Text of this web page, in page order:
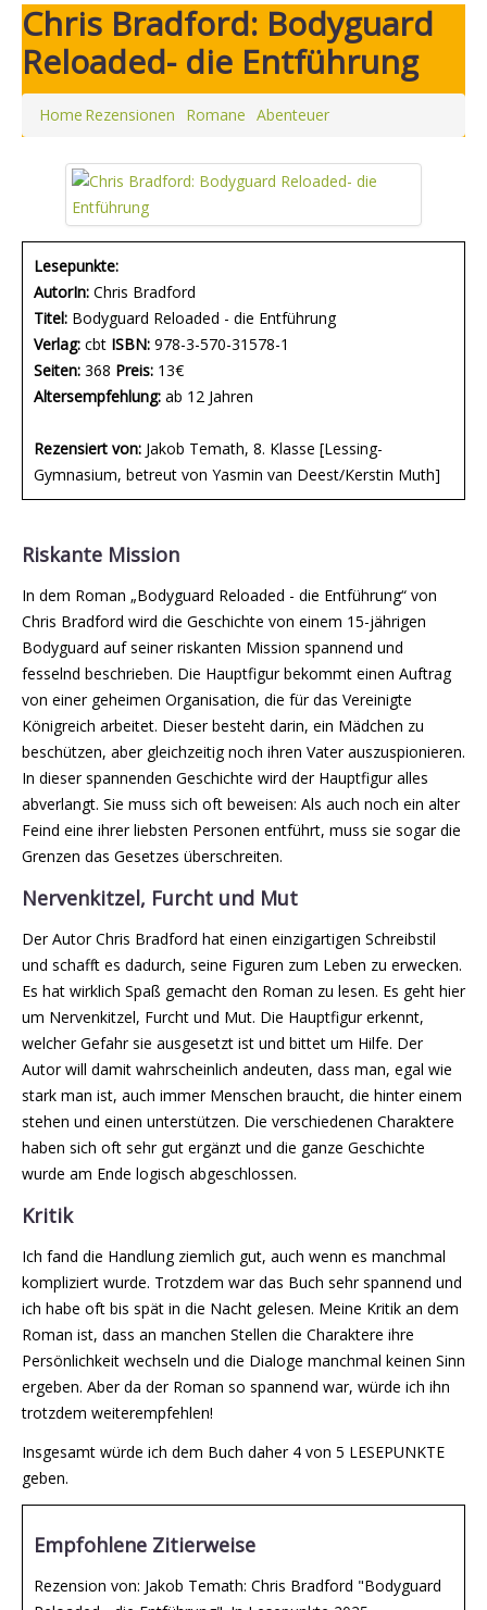
Chris Bradford: Bodyguard
Reloaded- die Entführung
Home Rezensionen Romane Abenteuer
Lesepunkte:
AutorIn: Chris Bradford
Titel: Bodyguard Reloaded - die Entführung
Verlag: cbt ISBN: 978-3-570-31578-1
Seiten: 368 Preis: 13€
Altersempfehlung: ab 12 Jahren
Rezensiert von: Jakob Temath, 8. Klasse [Lessing-
Gymnasium, betreut von Yasmin van Deest/Kerstin Muth]
Riskante Mission
In dem Roman „Bodyguard Reloaded - die Entführung“ von
Chris Bradford wird die Geschichte von einem 15-jährigen
Bodyguard auf seiner riskanten Mission spannend und
fesselnd beschrieben. Die Hauptfigur bekommt einen Auftrag
von einer geheimen Organisation, die für das Vereinigte
Königreich arbeitet. Dieser besteht darin, ein Mädchen zu
beschützen, aber gleichzeitig noch ihren Vater auszuspionieren.
In dieser spannenden Geschichte wird der Hauptfigur alles
abverlangt. Sie muss sich oft beweisen: Als auch noch ein alter
Feind eine ihrer liebsten Personen entführt, muss sie sogar die
Grenzen das Gesetzes überschreiten.
Nervenkitzel, Furcht und Mut
Der Autor Chris Bradford hat einen einzigartigen Schreibstil
und schafft es dadurch, seine Figuren zum Leben zu erwecken.
Es hat wirklich Spaß gemacht den Roman zu lesen. Es geht hier
um Nervenkitzel, Furcht und Mut. Die Hauptfigur erkennt,
welcher Gefahr sie ausgesetzt ist und bittet um Hilfe. Der
Autor will damit wahrscheinlich andeuten, dass man, egal wie
stark man ist, auch immer Menschen braucht, die hinter einem
stehen und einen unterstützen. Die verschiedenen Charaktere
haben sich oft sehr gut ergänzt und die ganze Geschichte
wurde am Ende logisch abgeschlossen.
Kritik
Ich fand die Handlung ziemlich gut, auch wenn es manchmal
kompliziert wurde. Trotzdem war das Buch sehr spannend und
ich habe oft bis spät in die Nacht gelesen. Meine Kritik an dem
Roman ist, dass an manchen Stellen die Charaktere ihre
Persönlichkeit wechseln und die Dialoge manchmal keinen Sinn
ergeben. Aber da der Roman so spannend war, würde ich ihn
trotzdem weiterempfehlen!
Insgesamt würde ich dem Buch daher 4 von 5 LESEPUNKTE
geben.
Empfohlene Zitierweise
Rezension von: Jakob Temath: Chris Bradford "Bodyguard